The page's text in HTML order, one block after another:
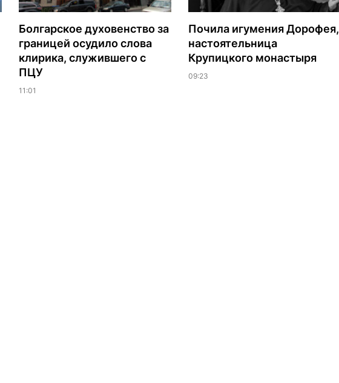
Болгарское духовенство за
границей осудило слова
клирика, служившего с
ПЦУ
11:01
Почила игумения Дорофея,
настоятельница
Крупицкого монастыря
09:23